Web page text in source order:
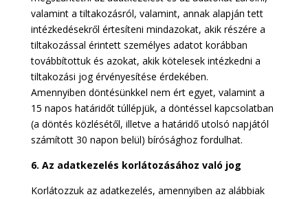
valamint a tiltakozásról, valamint, annak alapján tett
intézkedésekről értesíteni mindazokat, akik részére a
tiltakozással érintett személyes adatot korábban
továbbítottuk és azokat, akik kötelesek intézkedni a
tiltakozási jog érvényesítése érdekében.
Amennyiben döntésünkkel nem ért egyet, valamint a
15 napos határidőt túllépjük, a döntéssel kapcsolatban
(a döntés közlésétől, illetve a határidő utolsó napjától
számított 30 napon belül) bírósághoz fordulhat.
6. Az adatkezelés korlátozásához való jog
Korlátozzuk az adatkezelés, amennyiben az alábbiak